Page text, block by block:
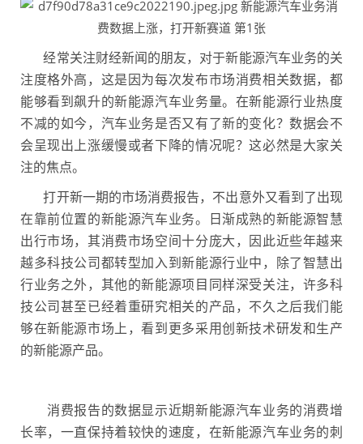
经常关注财经新闻的朋友，对于新能源汽车业务的关
注度格外高，这是因为每次发布市场消费相关数据，都
能够看到飙升的新能源汽车业务量。在新能源行业热度
不减的如今，汽车业务是否又有了新的变化？数据会不
会呈现出上涨缓慢或者下降的情况呢？这必然是大家关
注的焦点。
打开新一期的市场消费报告，不出意外又看到了出现
在靠前位置的新能源汽车业务。日渐成熟的新能源智慧
出行市场，其消费市场空间十分庞大，因此近些年越来
越多科技公司都转型加入到新能源行业中，除了智慧出
行业务之外，其他的新能源项目同样深受关注，许多科
技公司甚至已经着重研究相关的产品，不久之后我们能
够在新能源市场上，看到更多采用创新技术研发和生产
的新能源产品。
消费报告的数据显示近期新能源汽车业务的消费增
长率，一直保持着较快的速度，在新能源汽车业务的刺